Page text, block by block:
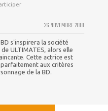
26 NOVEMBRE 2010
s'inspirera la société
ULTIMATES, alors elle
Cette actrice est
aux critères
de la BD.